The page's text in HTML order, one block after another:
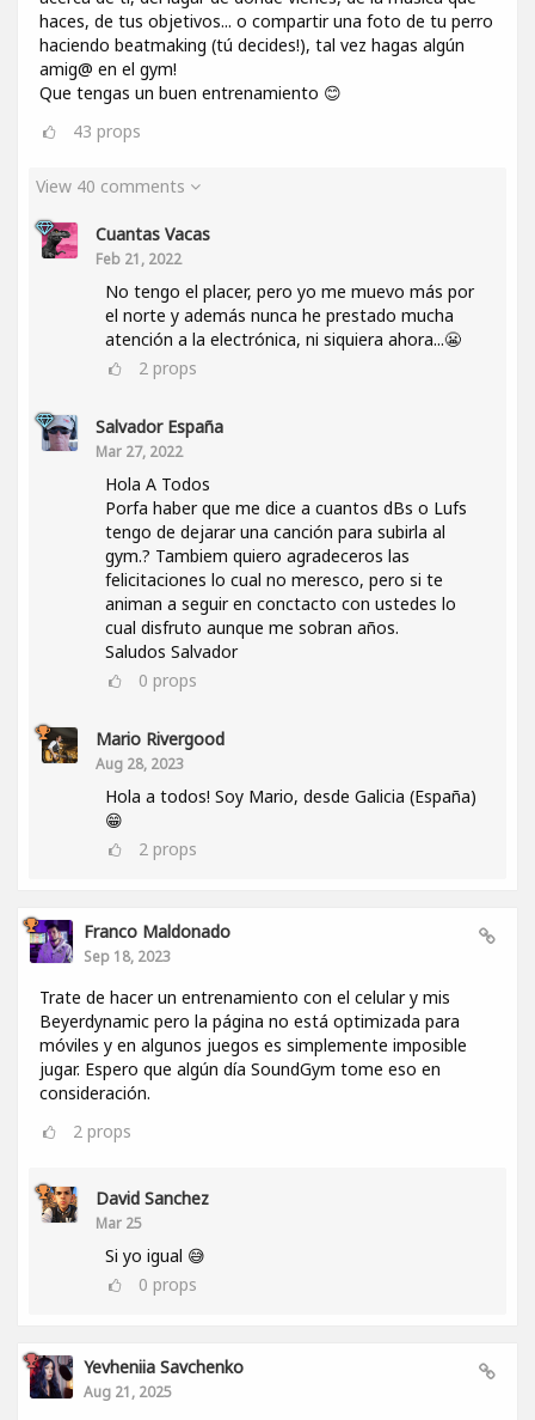
haces, de tus objetivos... o compartir una foto de tu perro
haciendo beatmaking (tú decides!), tal vez hagas algún
amig@ en el gym!
Que tengas un buen entrenamiento 😊
43 props
View 40 comments
Cuantas Vacas
Feb 21, 2022
No tengo el placer, pero yo me muevo más por
el norte y además nunca he prestado mucha
atención a la electrónica, ni siquiera ahora...😬
2 props
Salvador España
Mar 27, 2022
Hola A Todos
Porfa haber que me dice a cuantos dBs o Lufs
tengo de dejarar una canción para subirla al
gym.? Tambiem quiero agradeceros las
felicitaciones lo cual no meresco, pero si te
animan a seguir en conctacto con ustedes lo
cual disfruto aunque me sobran años.
Saludos Salvador
0 props
Mario Rivergood
Aug 28, 2023
Hola a todos! Soy Mario, desde Galicia (España)
😁
2 props
Franco Maldonado
Sep 18, 2023
Trate de hacer un entrenamiento con el celular y mis
Beyerdynamic pero la página no está optimizada para
móviles y en algunos juegos es simplemente imposible
jugar. Espero que algún día SoundGym tome eso en
consideración.
2 props
David Sanchez
Mar 25
Si yo igual 😅
0 props
Yevheniia Savchenko
Aug 21, 2025